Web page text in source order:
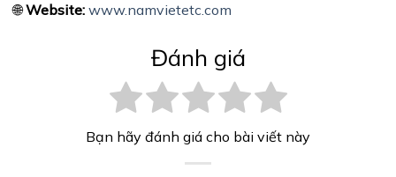
🌐Website: www.namvietetc.com
Đánh giá
Bạn hãy đánh giá cho bài viết này